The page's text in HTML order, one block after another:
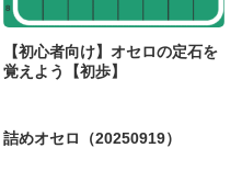
【初心者向け】オセロの定石を
覚えよう【初歩】
詰めオセロ（20250919）